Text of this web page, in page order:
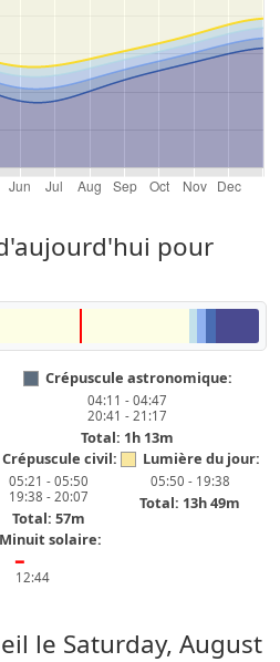
pour
Crépuscule astronomique:
04:11 - 04:47
20:41 - 21:17
Total: 1h 13m
Crépuscule civil:
05:21 - 05:50
19:38 - 20:07
Total: 57m
Lumière du jour:
05:50 - 19:38
Total: 13h 49m
solaire:
━
12:44
le Saturday, August